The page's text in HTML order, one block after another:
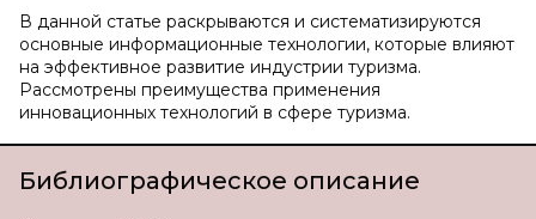
В данной статье раскрываются и систематизируются
основные информационные технологии, которые влияют
на эффективное развитие индустрии туризма.
Рассмотрены преимущества применения
инновационных технологий в сфере туризма.
Библиографическое описание